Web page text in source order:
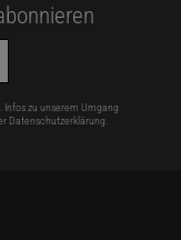
zu unserem Umgang
Datenschutzerklärung